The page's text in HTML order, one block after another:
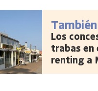
Los
trabas en
renting a